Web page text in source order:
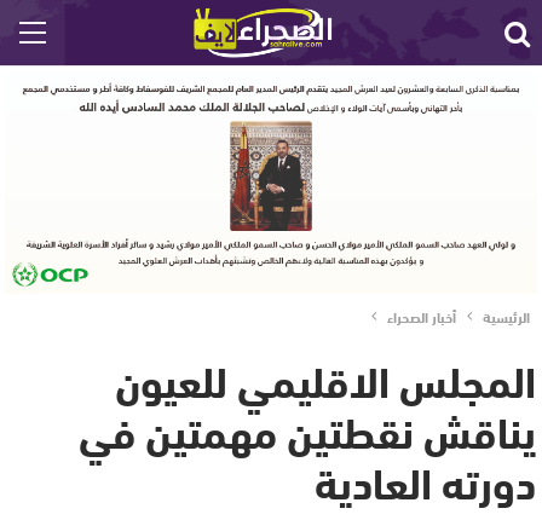
الرئيسية أخبار الصحراء
المجلس الاقليمي للعيون
يناقش نقطتين مهمتين في
دورته العادية